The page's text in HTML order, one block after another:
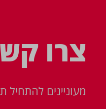
צרו
מעוניינים להתחיל